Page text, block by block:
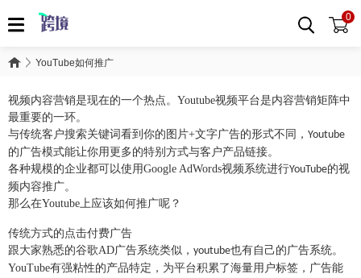
0
YouTube如何推广
视频内容营销是现在的一个热点。 Youtube视频平台是内容营销矩阵中
最重要的一环。
与传统客户搜索关键词看到你的图片+文字广告的形式不同， Youtube
的广告模式能让你用更多的特别方式与客户产品链接。
各种规模的企业都可以使用Google AdWords视频系统进行YouTube的视
频内容推广。
那么在Youtube上应该如何推广呢？
传统方式的点击付费广告
跟大家熟悉的谷歌AD广告系统类似， youtube也有自己的广告系统。
YouTube有强粘性的产品特定，为平台积累了海量用户标签，广告能